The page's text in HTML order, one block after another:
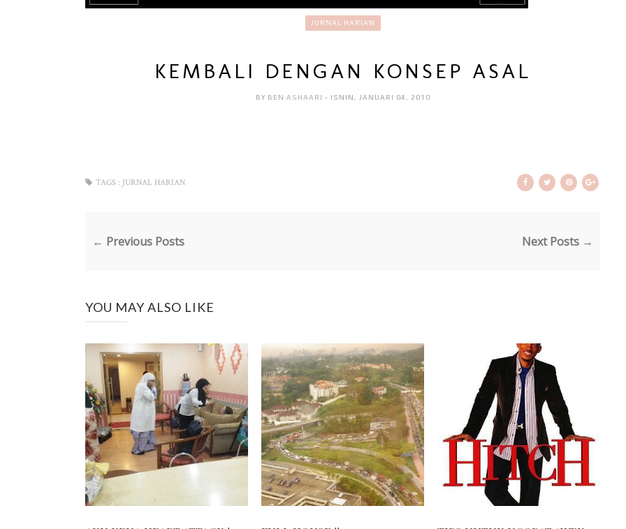
JURNAL HARIAN
KEMBALI DENGAN KONSEP ASAL
BY BEN ASHAARI - ISNIN, JANUARI 04, 2010
TAGS : JURNAL HARIAN
← Previous Posts Next Posts →
YOU MAY ALSO LIKE